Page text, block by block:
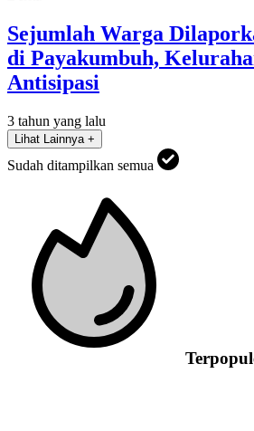
Sejumlah Warga
di Payakumbuh,
Antisipasi
3 tahun yang lalu
Lihat Lainnya +
Sudah ditampilkan semua